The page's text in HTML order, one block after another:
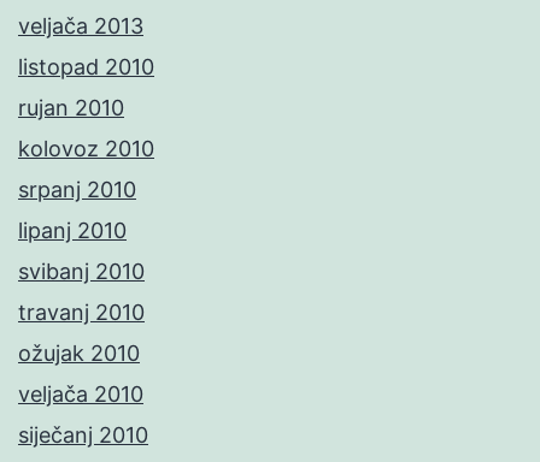
veljača 2013
listopad 2010
rujan 2010
kolovoz 2010
srpanj 2010
lipanj 2010
svibanj 2010
travanj 2010
ožujak 2010
veljača 2010
siječanj 2010